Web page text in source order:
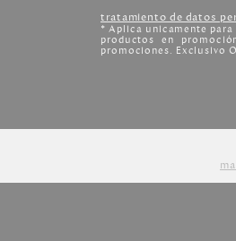
tratamiento de datos
* Aplica unicamente
productos en
promociones. Exclusivo